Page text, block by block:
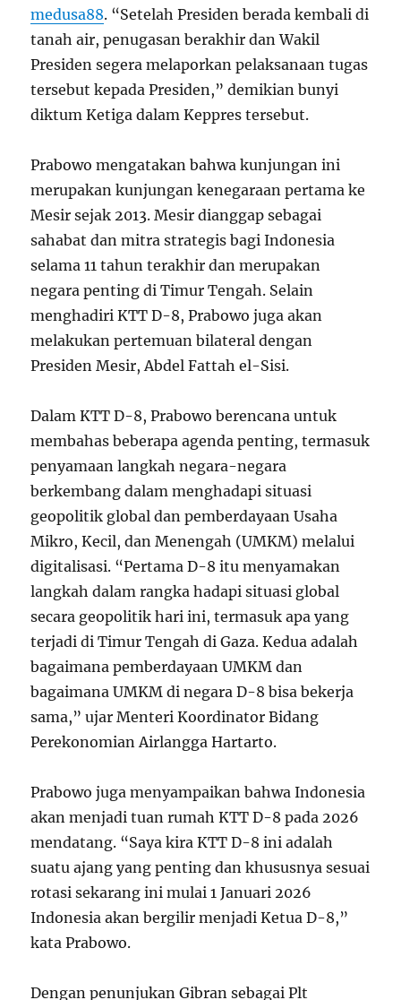
medusa88. “Setelah Presiden berada kembali di
tanah air, penugasan berakhir dan Wakil
Presiden segera melaporkan pelaksanaan tugas
tersebut kepada Presiden,” demikian bunyi
diktum Ketiga dalam Keppres tersebut.
Prabowo mengatakan bahwa kunjungan ini
merupakan kunjungan kenegaraan pertama ke
Mesir sejak 2013. Mesir dianggap sebagai
sahabat dan mitra strategis bagi Indonesia
selama 11 tahun terakhir dan merupakan
negara penting di Timur Tengah. Selain
menghadiri KTT D-8, Prabowo juga akan
melakukan pertemuan bilateral dengan
Presiden Mesir, Abdel Fattah el-Sisi.
Dalam KTT D-8, Prabowo berencana untuk
membahas beberapa agenda penting, termasuk
penyamaan langkah negara-negara
berkembang dalam menghadapi situasi
geopolitik global dan pemberdayaan Usaha
Mikro, Kecil, dan Menengah (UMKM) melalui
digitalisasi. “Pertama D-8 itu menyamakan
langkah dalam rangka hadapi situasi global
secara geopolitik hari ini, termasuk apa yang
terjadi di Timur Tengah di Gaza. Kedua adalah
bagaimana pemberdayaan UMKM dan
bagaimana UMKM di negara D-8 bisa bekerja
sama,” ujar Menteri Koordinator Bidang
Perekonomian Airlangga Hartarto.
Prabowo juga menyampaikan bahwa Indonesia
akan menjadi tuan rumah KTT D-8 pada 2026
mendatang. “Saya kira KTT D-8 ini adalah
suatu ajang yang penting dan khususnya sesuai
rotasi sekarang ini mulai 1 Januari 2026
Indonesia akan bergilir menjadi Ketua D-8,”
kata Prabowo.
Dengan penunjukan Gibran sebagai Plt